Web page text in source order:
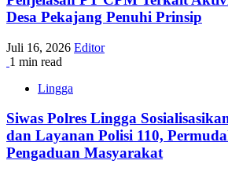
Desa Pekajang Penuhi Prinsip
Juli 16, 2026 Editor
1 min read
Lingga
Siwas Polres Lingga
dan Layanan Polisi 110,
Pengaduan Masyarakat